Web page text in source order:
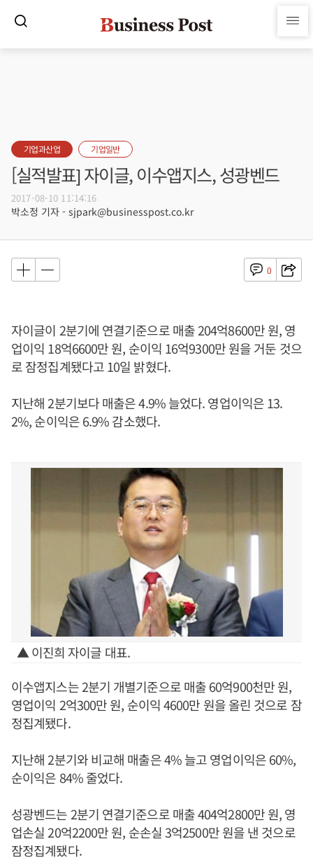
기업과산업 기업일반
[실적발표] 자이글, 이수앱지스, 성광벤드
2017-08-10 11:14:16
박소정 기자 - sjpark@businesspost.co.kr
0
자이글이 2분기에 연결기준으로 매출 204억8600만 원, 영
업이익 18억6600만 원, 순이익 16억9300만 원을 거둔 것으
로 잠정집계됐다고 10일 밝혔다.
지난해 2분기보다 매출은 4.9% 늘었다. 영업이익은 13.
2%, 순이익은 6.9% 감소했다.
▲ 이진희 자이글 대표.
이수앱지스는 2분기 개별기준으로 매출 60억900천만 원,
영업이익 2억300만 원, 순이익 4600만 원을 올린 것으로 잠
정집계됐다.
지난해 2분기와 비교해 매출은 4% 늘고 영업이익은 60%,
순이익은 84% 줄었다.
성광벤드는 2분기 연결기준으로 매출 404억2800만 원, 영
업손실 20억2200만 원, 순손실 3억2500만 원을 낸 것으로
잠정집계됐다.